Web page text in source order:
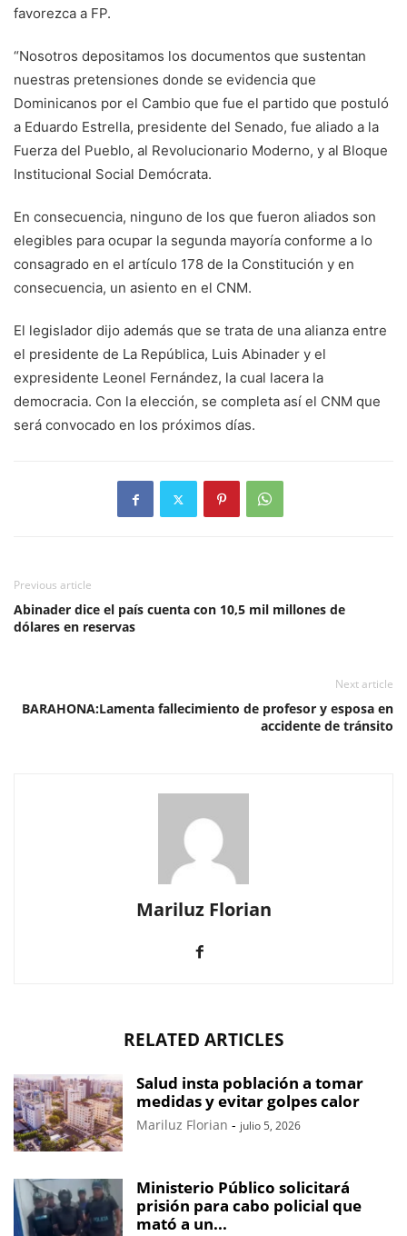
favorezca a FP.
“Nosotros depositamos los documentos que sustentan
nuestras pretensiones donde se evidencia que
Dominicanos por el Cambio que fue el partido que postuló
a Eduardo Estrella, presidente del Senado, fue aliado a la
Fuerza del Pueblo, al Revolucionario Moderno, y al Bloque
Institucional Social Demócrata.
En consecuencia, ninguno de los que fueron aliados son
elegibles para ocupar la segunda mayoría conforme a lo
consagrado en el artículo 178 de la Constitución y en
consecuencia, un asiento en el CNM.
El legislador dijo además que se trata de una alianza entre
el presidente de La República, Luis Abinader y el
expresidente Leonel Fernández, la cual lacera la
democracia. Con la elección, se completa así el CNM que
será convocado en los próximos días.
Previous article
Abinader dice el país cuenta con 10,5 mil millones de
dólares en reservas
Next article
BARAHONA:Lamenta fallecimiento de profesor y esposa en
accidente de tránsito
Mariluz Florian
RELATED ARTICLES
Salud insta población a tomar
medidas y evitar golpes calor
Mariluz Florian - julio 5, 2026
Ministerio Público solicitará
prisión para cabo policial que
mató a un...